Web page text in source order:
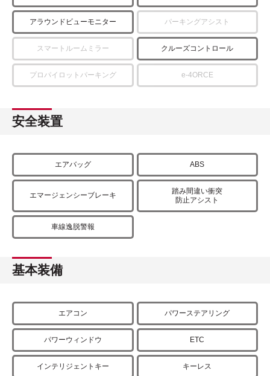
アラウンドビューモニター パーキングアシスト
スマートルームミラー クルーズコントロール
プロパイロットパーキング e-4ORCE
安全装置
エアバッグ ABS
エマージェンシーブレーキ
踏み間違い衝突
防止アシスト
車線逸脱警報
基本装備
エアコン パワーステアリング
パワーウィンドウ ETC
インテリジェントキー キーレス